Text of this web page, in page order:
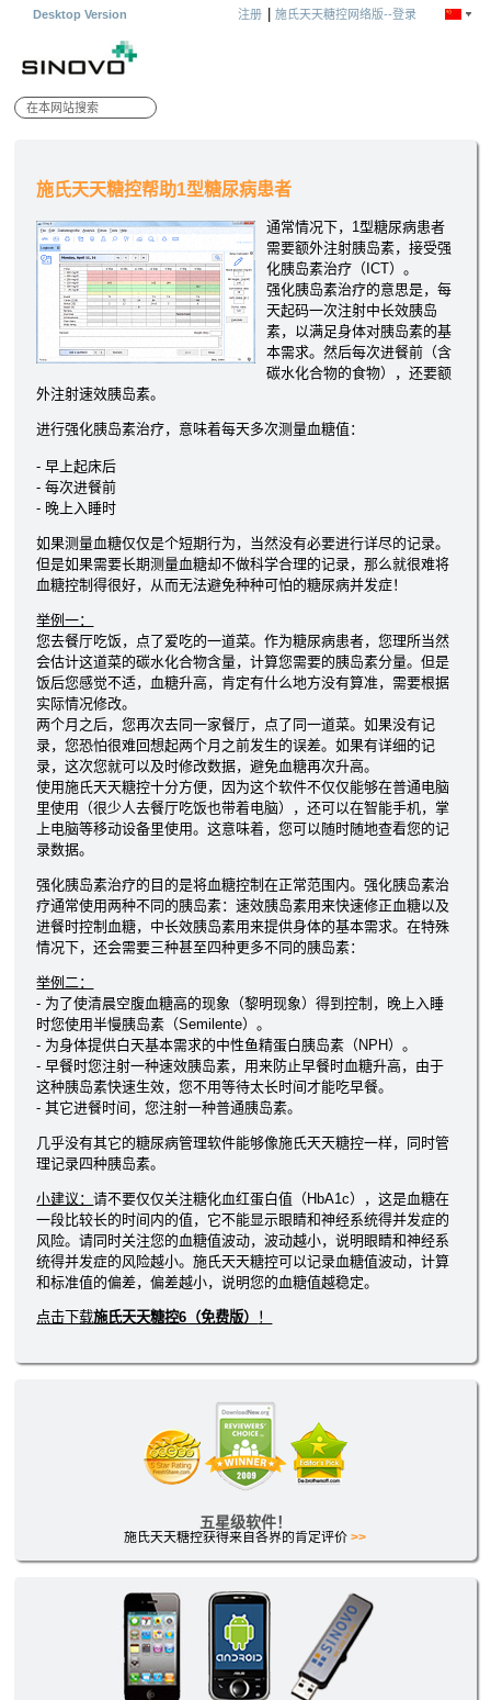
Desktop Version 注册| 施氏天天糖控网络版--登录
施氏天天糖控帮助1型糖尿病患者
通常情况下，1型糖尿病患者
需要额外注射胰岛素，接受强
化胰岛素治疗（ICT）。
强化胰岛素治疗的意思是，每
天起码一次注射中长效胰岛
素，以满足身体对胰岛素的基
本需求。然后每次进餐前（含
碳水化合物的食物），还要额
外注射速效胰岛素。
进行强化胰岛素治疗，意味着每天多次测量血糖值：
- 早上起床后
- 每次进餐前
- 晚上入睡时
如果测量血糖仅仅是个短期行为，当然没有必要进行详尽的记录。
但是如果需要长期测量血糖却不做科学合理的记录，那么就很难将
血糖控制得很好，从而无法避免种种可怕的糖尿病并发症！
举例一：
您去餐厅吃饭，点了爱吃的一道菜。作为糖尿病患者，您理所当然
会估计这道菜的碳水化合物含量，计算您需要的胰岛素分量。但是
饭后您感觉不适，血糖升高，肯定有什么地方没有算准，需要根据
实际情况修改。
两个月之后，您再次去同一家餐厅，点了同一道菜。如果没有记
录，您恐怕很难回想起两个月之前发生的误差。如果有详细的记
录，这次您就可以及时修改数据，避免血糖再次升高。
使用施氏天天糖控十分方便，因为这个软件不仅仅能够在普通电脑
里使用（很少人去餐厅吃饭也带着电脑），还可以在智能手机，掌
上电脑等移动设备里使用。这意味着，您可以随时随地查看您的记
录数据。
强化胰岛素治疗的目的是将血糖控制在正常范围内。强化胰岛素治
疗通常使用两种不同的胰岛素：速效胰岛素用来快速修正血糖以及
进餐时控制血糖，中长效胰岛素用来提供身体的基本需求。在特殊
情况下，还会需要三种甚至四种更多不同的胰岛素：
举例二：
- 为了使清晨空腹血糖高的现象（黎明现象）得到控制，晚上入睡
时您使用半慢胰岛素（Semilente）。
- 为身体提供白天基本需求的中性鱼精蛋白胰岛素（NPH）。
- 早餐时您注射一种速效胰岛素，用来防止早餐时血糖升高，由于
这种胰岛素快速生效，您不用等待太长时间才能吃早餐。
- 其它进餐时间，您注射一种普通胰岛素。
几乎没有其它的糖尿病管理软件能够像施氏天天糖控一样，同时管
理记录四种胰岛素。
小建议：请不要仅仅关注糖化血红蛋白值（HbA1c），这是血糖在
一段比较长的时间内的值，它不能显示眼睛和神经系统得并发症的
风险。请同时关注您的血糖值波动，波动越小，说明眼睛和神经系
统得并发症的风险越小。施氏天天糖控可以记录血糖值波动，计算
和标准值的偏差，偏差越小，说明您的血糖值越稳定。
点击下载施氏天天糖控6（免费版） ！
五星级软件！
施氏天天糖控获得来自各界的肯定评价 >>